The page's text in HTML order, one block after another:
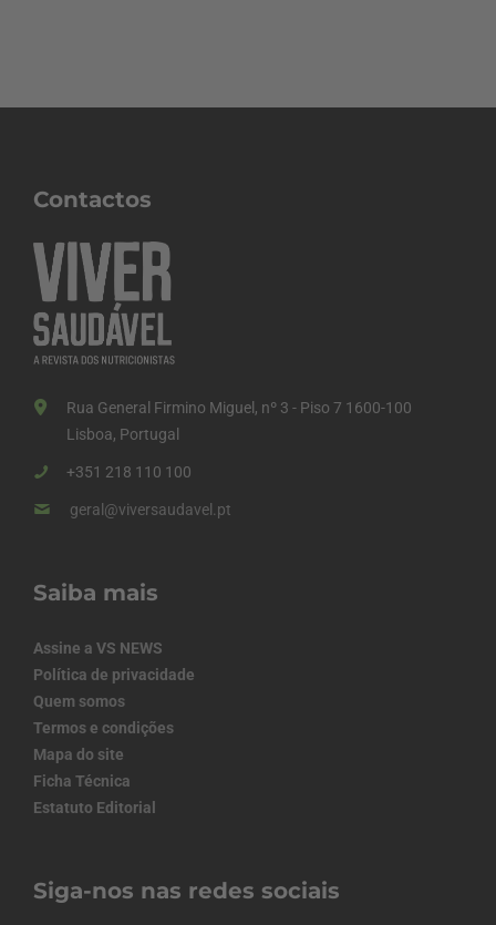
Contactos
Rua General Firmino Miguel, nº 3 - Piso 7 1600-100
Lisboa, Portugal
+351 218 110 100
geral@viversaudavel.pt
Saiba mais
Assine a VS NEWS
Política de privacidade
Quem somos
Termos e condições
Mapa do site
Ficha Técnica
Estatuto Editorial
Siga-nos nas redes sociais